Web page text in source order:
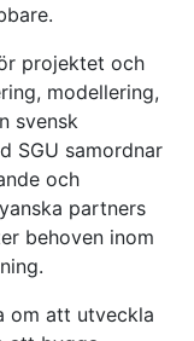
projektet och
modellering,
svensk
SGU samordnar
och
partners
behoven inom
om att utveckla